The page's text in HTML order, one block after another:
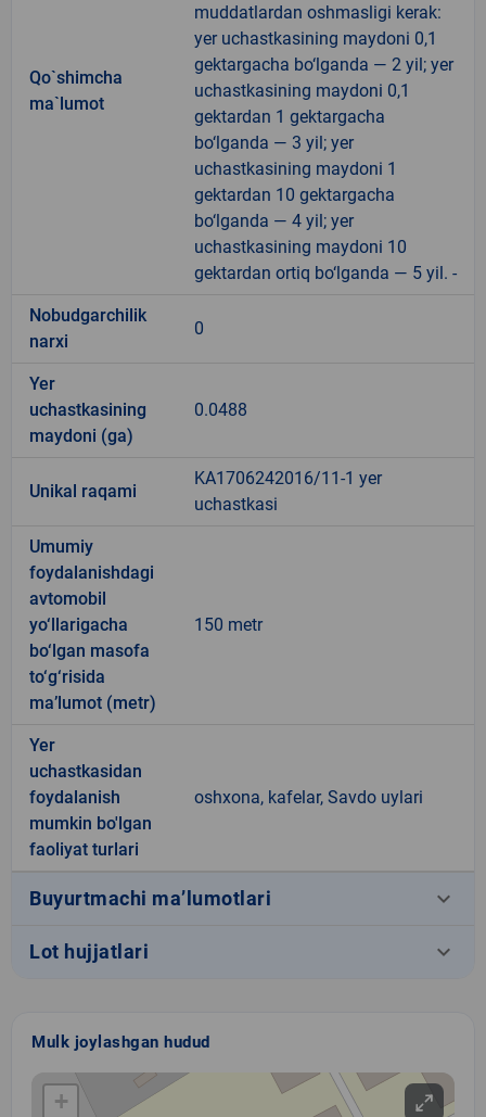
Qo`shimcha
ma`lumot
muddatlardan oshmasligi kerak:
yer uchastkasining maydoni 0,1
gektargacha bo‘lganda — 2 yil; yer
uchastkasining maydoni 0,1
gektardan 1 gektargacha
bo‘lganda — 3 yil; yer
uchastkasining maydoni 1
gektardan 10 gektargacha
bo‘lganda — 4 yil; yer
uchastkasining maydoni 10
gektardan ortiq bo‘lganda — 5 yil. -
Nobudgarchilik
narxi
0
Yer
uchastkasining
maydoni (ga)
0.0488
Unikal raqami
KA1706242016/11-1 yer
uchastkasi
Umumiy
foydalanishdagi
avtomobil
yo‘llarigacha
bo‘lgan masofa
to‘g‘risida
ma’lumot (metr)
150 metr
Yer
uchastkasidan
foydalanish
mumkin bo'lgan
faoliyat turlari
oshxona, kafelar, Savdo uylari
Buyurtmachi ma’lumotlari keyboard_arrow_down
Lot hujjatlari keyboard_arrow_down
Mulk joylashgan hudud
+